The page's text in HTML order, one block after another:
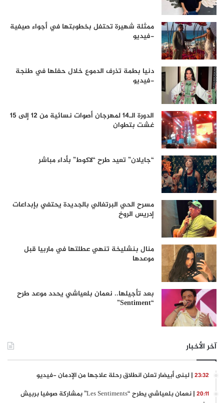
ممثلة شهيرة تحتفل بخطوبتها في أجواء صيفية
-فيديو
دنيا بطمة تذرف الدموع خلال حفلها في طنجة
-فيديو
الدورة الـ14 لمهرجان أصوات نسائية من 12 إلى 15
غشت بتطوان
“جايلان” تعيد طرح “لاكوط” بأداء مباشر
مسرح الحي البرتغالي بالجديدة يحتفي بإبداعات
إدريس الروخ
منال بنشليخة تنهي عطلتها في ماربيا قبل
موعدها
بعد تأجيلها.. نعمان بلعياشي يحدد موعد طرح
“Sentiment”
آخر الأخبار
23:32 | لبنى أبيضار تعلن انطلاق رحلة علاجها من الإدمان -فيديو
20:11
| نعمان بلعياشي يطرح “Les Sentiments” بمشاركة صوفيا بربيش